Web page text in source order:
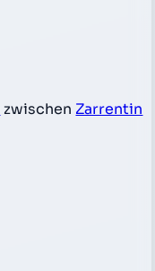
zwischen Zarrentin